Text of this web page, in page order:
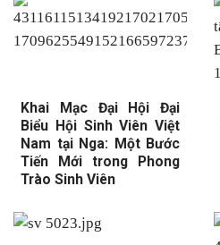
Khai Mạc Đại Hội Đại
Biểu Hội Sinh Viên Việt
Nam tại Nga: Một Bước
Tiến Mới trong Phong
Trào Sinh Viên